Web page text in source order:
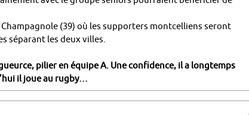
(39) où les supporters montcelliens seront
séparant les deux villes.
pilier en équipe A. Une confidence, il a longtemps
il joue au rugby…